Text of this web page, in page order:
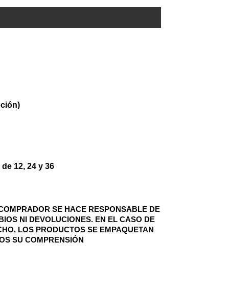
12, 24 y 36
SE HACE RESPONSABLE DE
NI DEVOLUCIONES. EN EL CASO DE
LOS PRODUCTOS SE EMPAQUETAN
SU COMPRENSIÓN